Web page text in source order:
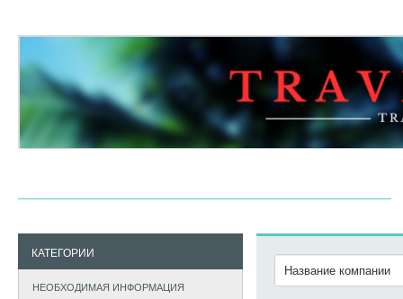
КАТЕГОРИИ
НЕОБХОДИМАЯ ИНФОРМАЦИЯ